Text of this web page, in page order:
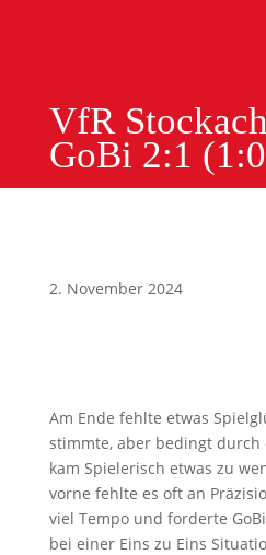
VfR
GoBi 2:1
2. November 2024
Am Ende fehlte etwas
stimmte, aber bedingt
kam Spielerisch etwas zu
vorne fehlte es oft an
viel Tempo und forderte
bei einer Eins zu Eins